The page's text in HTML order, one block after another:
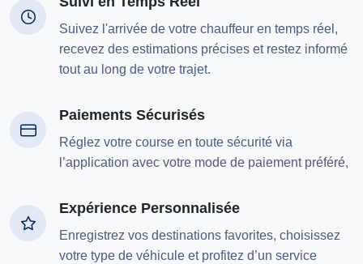
Suivez l'arrivée de votre chauffeur en temps réel,
recevez des estimations précises et restez informé
tout au long de votre trajet.
Paiements Sécurisés
Réglez votre course en toute sécurité via
l’application avec votre mode de paiement préféré,
Expérience Personnalisée
Enregistrez vos destinations favorites, choisissez
votre type de véhicule et profitez d’un service